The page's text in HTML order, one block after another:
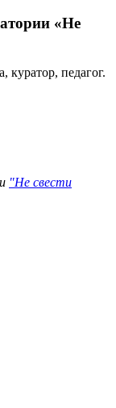
«Не
педагог.
"Не свести